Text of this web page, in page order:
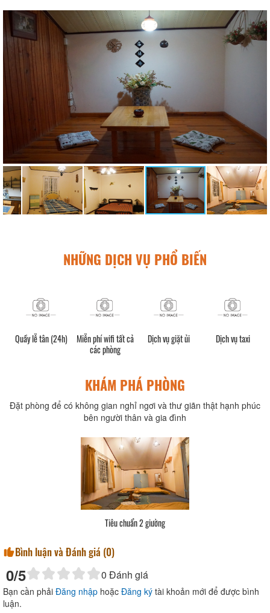
NHỮNG DỊCH VỤ PHỔ BIẾN
Quầy lễ tân (24h)
Miễn phí wifi tất cả
các phòng
Dịch vụ giặt ủi Dịch vụ taxi
KHÁM PHÁ PHÒNG
Đặt phòng để có không gian nghỉ ngơi và thư giãn thật hạnh phúc
bên người thân và gia đình
Tiêu chuẩn 2 giường
Bình luận và Đánh giá (0)
0/5 0 Đánh giá
Bạn cần phải Đăng nhập hoặc Đăng ký tài khoản mới để được bình
luận.